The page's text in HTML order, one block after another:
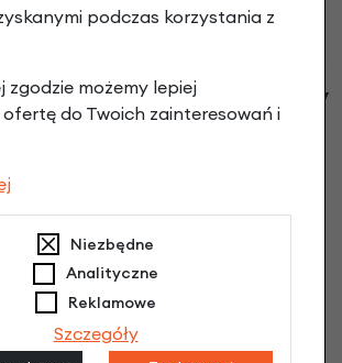
Early
VELIO
Rowerek biegowy Early
Rider BELLA VELIO
-10%
podczas korzystania z
zgodzie możemy lepiej
do Twoich zainteresowań i
Niezbędne
Analityczne
Reklamowe
Szczegóły